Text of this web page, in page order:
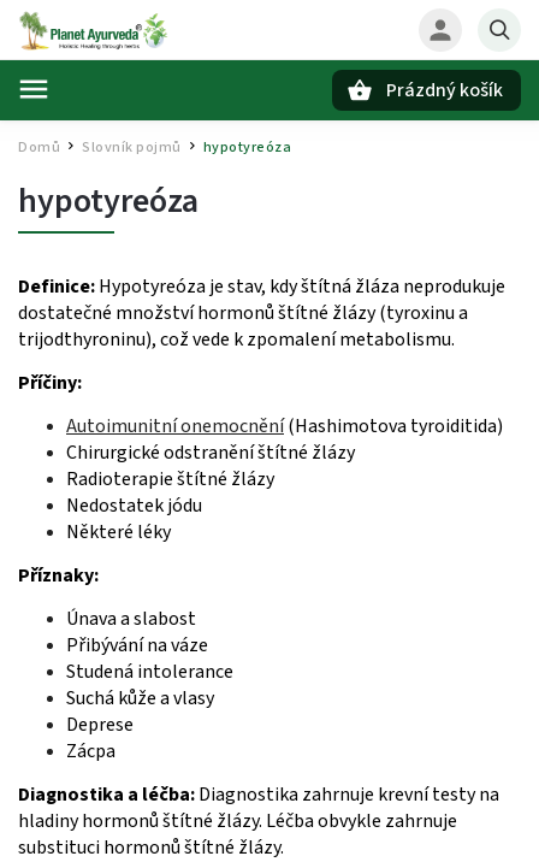
Prázdný košík
Domů / Slovník pojmů hypotyreóza
hypotyreóza
Definice:Hypotyreóza je stav, kdy štítná žláza neprodukuje
dostatečné množství hormonů štítné žlázy (tyroxinu a
trijodthyroninu), což vede k zpomalení metabolismu.
Příčiny:
Autoimunitní onemocnění(Hashimotova tyroiditida)
Chirurgické odstranění štítné žlázy
Radioterapie štítné žlázy
Nedostatek jódu
Některé léky
Příznaky:
Únava a slabost
Přibývání na váze
Studená intolerance
Suchá kůže a vlasy
Deprese
Zácpa
Diagnostika a léčba:Diagnostika zahrnuje krevní testy na
hladiny hormonů štítné žlázy. Léčba obvykle zahrnuje
substituci hormonů štítné žlázy.